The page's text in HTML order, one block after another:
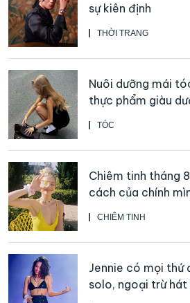
THỜI TRANG
sự kiên định
TÓC
Nuôi dưỡng mái
thực phẩm giàu
CHIÊM TINH
Chiêm tinh tháng
cách của chính
Jennie có mọi thứ
solo, ngoại trừ hát